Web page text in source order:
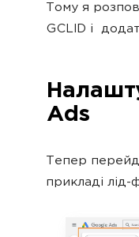
Тому я
GCLID і
Ads
Тепер
прикладі лід-